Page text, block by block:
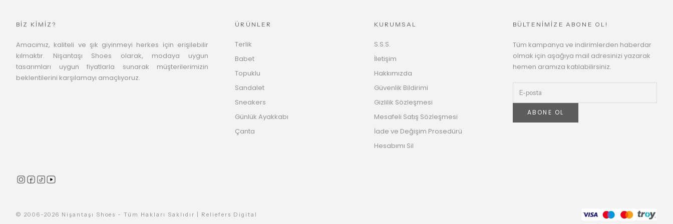
BİZ KİMİZ?
Amacımız, kaliteli ve şık giyinmeyi herkes için erişilebilir
kılmaktır. Nişantaşı Shoes olarak, modaya uygun
tasarımları uygun fiyatlarla sunarak müşterilerimizin
beklentilerini karşılamayı amaçlıyoruz.
ÜRÜNLER
Terlik
Babet
Topuklu
Sandalet
Sneakers
Günlük Ayakkabı
Çanta
KURUMSAL
S.S.S.
İletişim
Hakkımızda
Güvenlik Bildirimi
Gizlilik Sözleşmesi
Mesafeli Satış Sözleşmesi
İade ve Değişim Prosedürü
Hesabımı Sil
BÜLTENİMİZE ABONE OL!
Tüm kampanya ve indirimlerden haberdar
olmak için aşağıya mail adresinizi yazarak
hemen aramıza katılabilirsiniz.
ABONE OL
© 2006-2026 Nişantaşı Shoes - Tüm Hakları Saklıdır | Reliefers Digital